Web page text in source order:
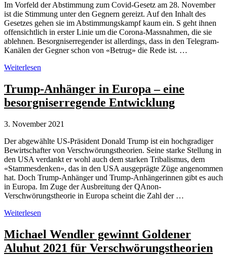
Im Vorfeld der Abstimmung zum Covid-Gesetz am 28. November
ist die Stimmung unter den Gegnern gereizt. Auf den Inhalt des
Gesetzes gehen sie im Abstimmungskampf kaum ein. S geht ihnen
offensichtlich in erster Linie um die Corona-Massnahmen, die sie
ablehnen. Besorgniserregender ist allerdings, dass in den Telegram-
Kanälen der Gegner schon von «Betrug» die Rede ist. …
Abstimmung
Gesetz:
Gegner
fabulieren
Betrug
Weiterlesen
Trump-Anhänger in Europa – eine
besorgniserregende Entwicklung
3. November 2021
Der abgewählte US-Präsident Donald Trump ist ein hochgradiger
Bewirtschafter von Verschwörungstheorien. Seine starke Stellung in
den USA verdankt er wohl auch dem starken Tribalismus, dem
«Stammesdenken», das in den USA ausgeprägte Züge angenommen
hat. Doch Trump-Anhänger und Trump-Anhängerinnen gibt es auch
in Europa. Im Zuge der Ausbreitung der QAnon-
Verschwörungstheorie in Europa scheint die Zahl der …
Trump-
in
Europa
–
Weiterlesen
Michael Wendler gewinnt Goldener
Aluhut 2021 für Verschwörungstheorien